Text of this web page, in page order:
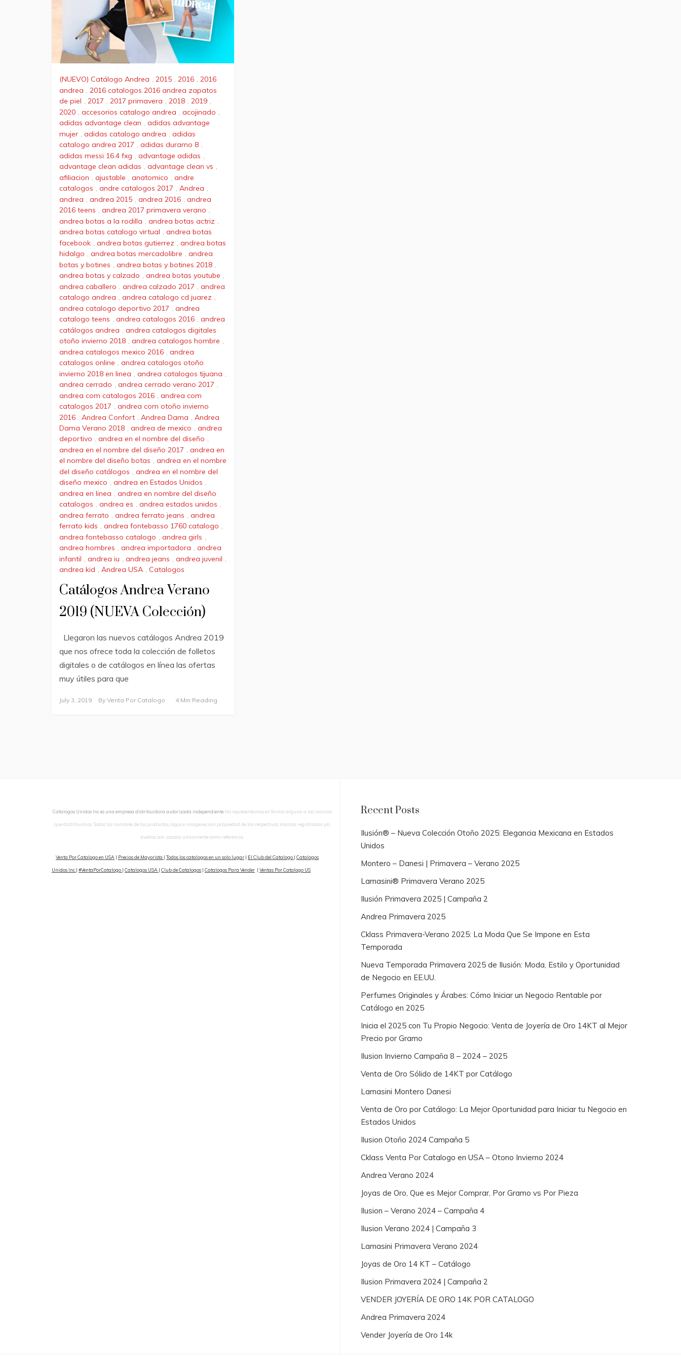
(NUEVO) Catálogo Andrea , 2015 , 2016 , 2016
andrea , 2016 catalogos 2016 andrea zapatos
de piel , 2017 , 2017 primavera , 2018 , 2019 ,
2020 , accesorios catalogo andrea , acojinado ,
adidas advantage clean , adidas advantage
mujer , adidas catalogo andrea , adidas
catalogo andrea 2017 , adidas duramo 8 ,
adidas messi 16.4 fxg , advantage adidas ,
advantage clean adidas , advantage clean vs ,
afiliacion , ajustable , anatomico , andre
catalogos , andre catalogos 2017 , Andrea ,
andrea , andrea 2015 , andrea 2016 , andrea
2016 teens , andrea 2017 primavera verano ,
andrea botas a la rodilla , andrea botas actriz ,
andrea botas catalogo virtual , andrea botas
facebook , andrea botas gutierrez , andrea botas
hidalgo , andrea botas mercadolibre , andrea
botas y botines , andrea botas y botines 2018 ,
andrea botas y calzado , andrea botas youtube ,
andrea caballero , andrea calzado 2017 , andrea
catalogo andrea , andrea catalogo cd juarez ,
andrea catalogo deportivo 2017 , andrea
catalogo teens , andrea catalogos 2016 , andrea
catálogos andrea , andrea catalogos digitales
otoño invierno 2018 , andrea catalogos hombre ,
andrea catalogos mexico 2016
andrea
catalogos online , andrea catalogos otoño
invierno 2018 en linea
andrea catalogos tijuana
andrea cerrado , andrea cerrado verano 2017 ,
andrea com catalogos 2016
andrea com
catalogos 2017 , andrea com otoño invierno
2016
Andrea Confort Andrea Dama
Andrea
Dama Verano 2018 , andrea de mexico , andrea
deportivo , andrea en el nombre del diseño ,
andrea en el nombre del diseño 2017 , andrea en
el nombre del diseño botas , andrea en el nombre
del diseño catálogos , andrea en el nombre del
diseño mexico , andrea en Estados Unidos ,
andrea en linea , andrea en nombre del diseño
catalogos , andrea es , andrea estados unidos ,
andrea ferrato , andrea ferrato jeans , andrea
ferrato kids , andrea fontebasso 1760 catalogo ,
andrea fontebasso catalogo , andrea girls ,
andrea hombres , andrea importadora , andrea
infantil , andrea iu , andrea jeans , andrea juvenil ,
andrea kid , Andrea USA , Catalogos
Catálogos Andrea Verano
2019 (NUEVA Colección)
Llegaron las nuevos catálogos Andrea 2019
que nos ofrece toda la colección de folletos
digitales o de catálogos en línea las ofertas
muy útiles para que
July 3, 2019 By Venta Por Catalogo 4 Min Reading
Catalogos Unidos Inc es una empresa distribuidora autorizada independiente. No representamos en forma alguna a las marcas
que distribuimos. Todos los nombres de los productos, logos e imagenes son propiedad de las respectivas marcas registradas y/o
dueños son usados unicamente como referencia.
Venta Por Catalogo en USA | Precios de Mayorista | Todos los catalogos en un solo lugar | El Club del Catalogo | Catalogos
Unidos Inc | #VentaPorCatalogo | Catalogos USA | Club de Catalogos | Catalogos Para Vender | Ventas Por Catalogo US
Recent Posts
Ilusión® – Nueva Colección Otoño 2025: Elegancia Mexicana en Estados
Unidos
Montero – Danesi | Primavera – Verano 2025
Lamasini® Primavera Verano 2025
Ilusión Primavera 2025 | Campaña 2
Andrea Primavera 2025
Cklass Primavera-Verano 2025: La Moda Que Se Impone en Esta
Temporada
Nueva Temporada Primavera 2025 de Ilusión: Moda, Estilo y Oportunidad
de Negocio en EE.UU.
Perfumes Originales y Árabes: Cómo Iniciar un Negocio Rentable por
Catálogo en 2025
Inicia el 2025 con Tu Propio Negocio: Venta de Joyería de Oro 14KT al Mejor
Precio por Gramo
Ilusion Invierno Campaña 8 – 2024 – 2025
Venta de Oro Sólido de 14KT por Catálogo
Lamasini Montero Danesi
Venta de Oro por Catálogo: La Mejor Oportunidad para Iniciar tu Negocio en
Estados Unidos
Ilusion Otoño 2024 Campaña 5
Cklass Venta Por Catalogo en USA – Otono Invierno 2024
Andrea Verano 2024
Joyas de Oro, Que es Mejor Comprar, Por Gramo vs Por Pieza
Ilusion – Verano 2024 – Campaña 4
Ilusion Verano 2024 | Campaña 3
Lamasini Primavera Verano 2024
Joyas de Oro 14 KT – Catálogo
Ilusion Primavera 2024 | Campaña 2
VENDER JOYERÍA DE ORO 14K POR CATALOGO
Andrea Primavera 2024
Vender Joyería de Oro 14k